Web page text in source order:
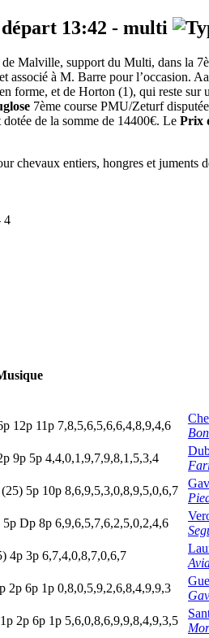
13:42 - multi
Malville, support du Multi, dans la
à M. Barre pour l’occasion.
forme, et de Horton (1), qui reste
7ème course PMU/Zeturf
de la somme de 14400€. Le Prix
entiers, hongres et juments
4
p 12p 11p 7,8,5,6,5,6,6,4,8,9,4,6
p 9p 5p 4,4,0,1,9,7,9,8,1,5,3,4
(25) 5p 10p 8,6,9,5,3,0,8,9,5,0,6,7
5p Dp 8p 6,9,6,5,7,6,2,5,0,2,4,6
4p 3p 6,7,4,0,8,7,0,6,7
p 2p 6p 1p 0,8,0,5,9,2,6,8,4,9,9,3
1p 2p 6p 1p 5,6,0,8,6,9,9,8,4,9,3,5